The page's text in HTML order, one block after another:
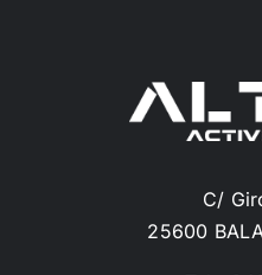
C/
25600